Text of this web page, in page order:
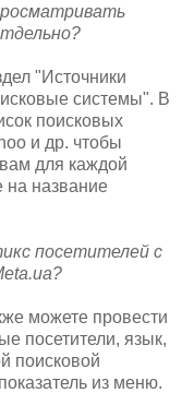
"Источники
системы". В
поисковых
и др. чтобы
для каждой
на название
посетителей с
можете провести
посетители, язык,
поисковой
из меню.